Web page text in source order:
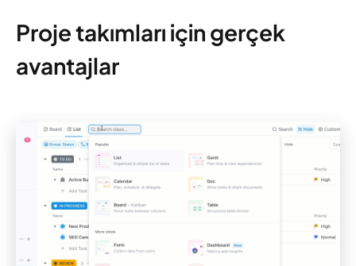
Proje takımları için gerçek
avantajlar